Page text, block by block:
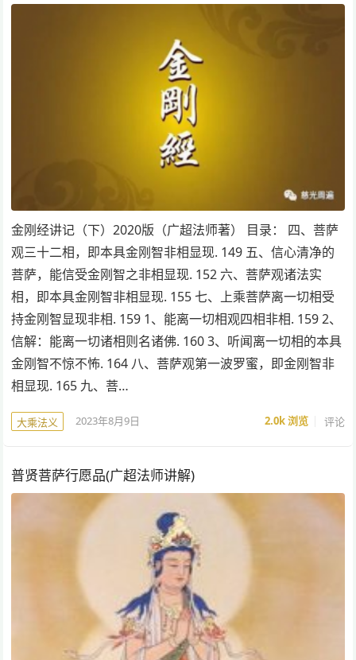
金刚经讲记（下）2020版（广超法师著） 目录： 四、菩萨
观三十二相，即本具金刚智非相显现. 149 五、信心清净的
菩萨，能信受金刚智之非相显现. 152 六、菩萨观诸法实
相，即本具金刚智非相显现. 155 七、上乘菩萨离一切相受
持金刚智显现非相. 159 1、能离一切相观四相非相. 159 2、
信解：能离一切诸相则名诸佛. 160 3、听闻离一切相的本具
金刚智不惊不怖. 164 八、菩萨观第一波罗蜜，即金刚智非
相显现. 165 九、菩…
大乘法义 2023年8月9日 2.0k浏览 评论
普贤菩萨行愿品(广超法师讲解)